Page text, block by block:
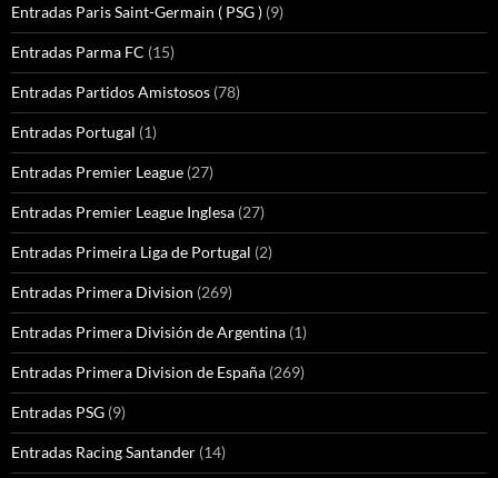
Entradas Paris Saint-Germain ( PSG ) (9)
Entradas Parma FC (15)
Entradas Partidos Amistosos (78)
Entradas Portugal (1)
Entradas Premier League (27)
Entradas Premier League Inglesa (27)
Entradas Primeira Liga de Portugal (2)
Entradas Primera Division (269)
Entradas Primera División de Argentina (1)
Entradas Primera Division de España (269)
Entradas PSG (9)
Entradas Racing Santander (14)